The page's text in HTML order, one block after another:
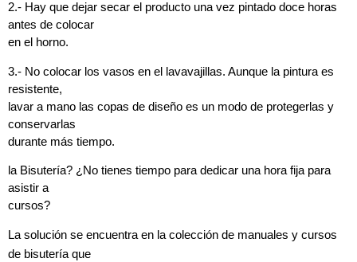
2.- Hay que dejar secar el producto una vez pintado doce horas
antes de colocar
en el horno.
3.- No colocar los vasos en el lavavajillas. Aunque la pintura es
resistente,
lavar a mano las copas de diseño es un modo de protegerlas y
conservarlas
durante más tiempo.
la Bisutería? ¿No tienes tiempo para dedicar una hora fija para
asistir a
cursos?
La solución se encuentra en la colección de manuales y cursos
de bisutería que